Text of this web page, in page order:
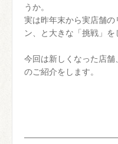
うか。
実は昨年末から実店舗
ン、と大きな「挑戦」を
今回は新しくなった店舗
のご紹介をします。